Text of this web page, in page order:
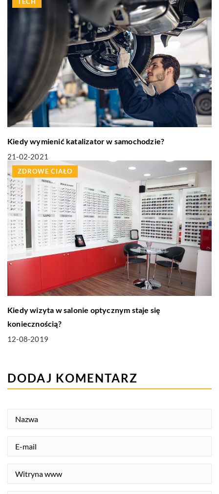
Kiedy wymienić katalizator w samochodzie?
21-02-2021
ZDROWE CIAŁO
Kiedy wizyta w salonie optycznym staje się
koniecznością?
12-08-2019
DODAJ KOMENTARZ